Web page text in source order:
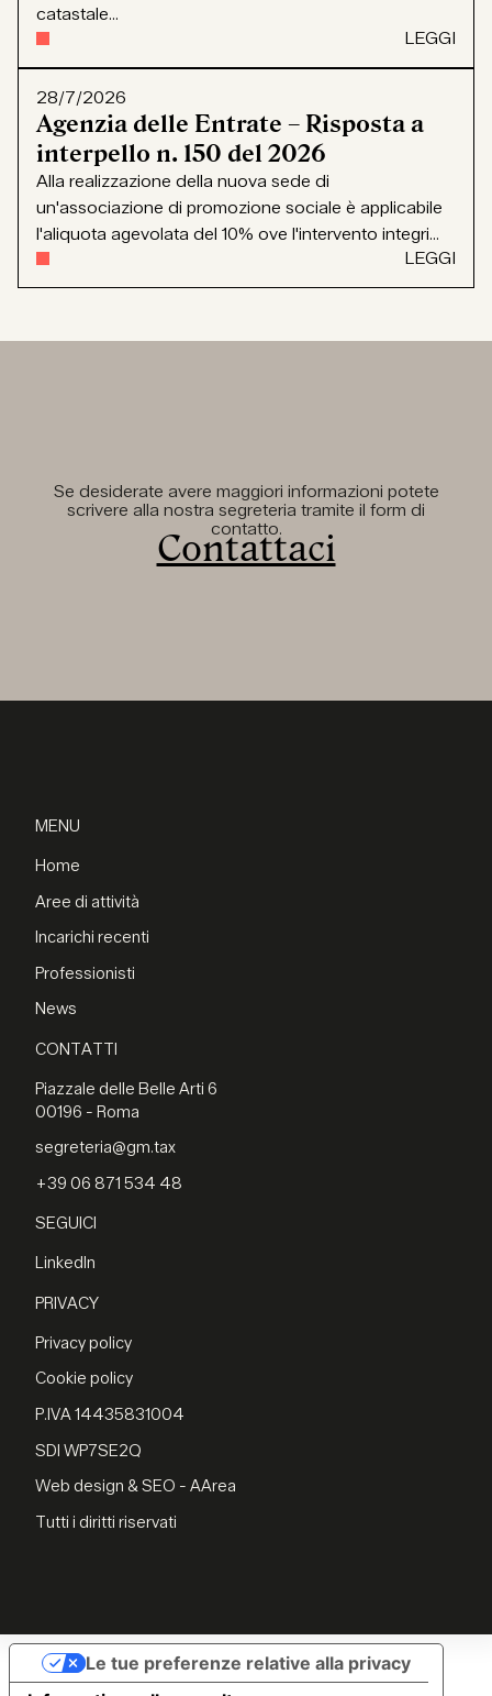
catastale...
LEGGI
28/7/2026
Agenzia delle Entrate – Risposta a
interpello n. 150 del 2026
Alla realizzazione della nuova sede di
un'associazione di promozione sociale è applicabile
l'aliquota agevolata del 10% ove l'intervento integri...
LEGGI
Se desiderate avere maggiori informazioni potete
scrivere alla nostra segreteria tramite il form di
contatto.
Contattaci
MENU
Home
Aree di attività
Incarichi recenti
Professionisti
News
CONTATTI
Piazzale delle Belle Arti 6
00196 - Roma
segreteria@gm.tax
+39 06 871 534 48
SEGUICI
LinkedIn
PRIVACY
Privacy policy
Cookie policy
P.IVA 14435831004
SDI WP7SE2Q
Web design & SEO - AArea
Tutti i diritti riservati
Le tue preferenze relative alla privacy